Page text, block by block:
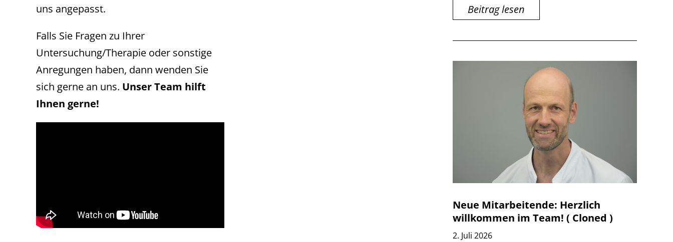
uns angepasst.
Falls Sie Fragen zu Ihrer
Untersuchung/Therapie oder sonstige
Anregungen haben, dann wenden Sie
sich gerne an uns. Unser Team hilft
Ihnen gerne!
Beitrag lesen
Neue Mitarbeitende: Herzlich
willkommen im Team! ( Cloned )
2. Juli 2026